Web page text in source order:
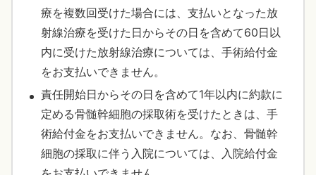
療を複数回受けた場合には、支払いとなった放
射線治療を受けた日からその日を含めて60日以
内に受けた放射線治療については、手術給付金
をお支払いできません。
責任開始日からその日を含めて1年以内に約款に
定める骨髄幹細胞の採取術を受けたときは、手
術給付金をお支払いできません。なお、骨髄幹
細胞の採取に伴う入院については、入院給付金